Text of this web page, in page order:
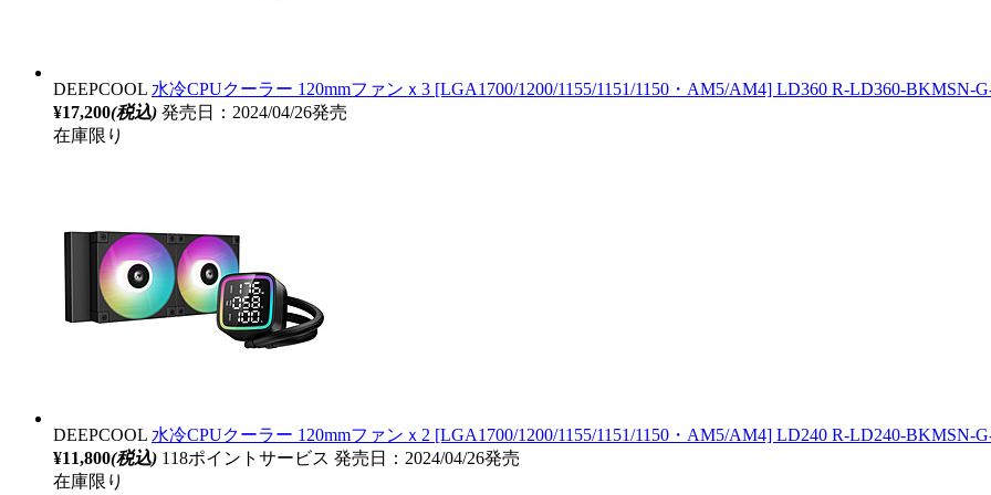
DEEPCOOL 水冷CPUクーラー 120mmファンｘ3 [LGA1700/1200/1155/1151/1150・AM5/AM4] LD360 R-LD360-BKMSN-
¥17,200(税込) 発売日：2024/04/26発売
在庫限り
DEEPCOOL 水冷CPUクーラー 120mmファンｘ2 [LGA1700/1200/1155/1151/1150・AM5/AM4] LD240 R-LD240-BKMSN-G-
¥11,800(税込) 118ポイントサービス 発売日：2024/04/26発売
在庫限り